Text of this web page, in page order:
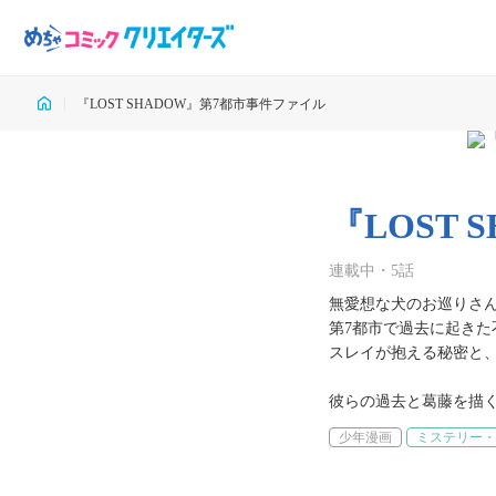
『LOST SHADOW』第7都市事件ファイル
『LOST
連載中 ・ 5話
無愛想な犬のお巡りさ
第7都市で過去に起き
スレイが抱える秘密
彼らの過去と葛藤を描
少年漫画 ミステリー